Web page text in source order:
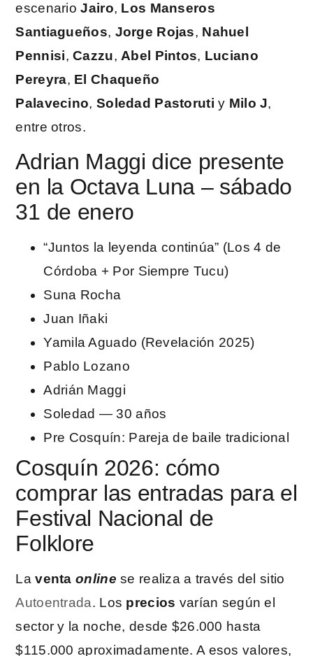
escenarioJairo, Los Manseros
Santiagueños, Jorge Rojas, Nahuel
Pennisi,Cazzu, Abel Pintos, Luciano
Pereyra, El Chaqueño
Palavecino, Soledad Pastoruti y Milo J,
entre otros.
Adrian Maggi dice presente
en la Octava Luna – sábado
31 de enero
“Juntos la leyenda continúa” (Los 4 de
Córdoba + Por Siempre Tucu)
Suna Rocha
Juan Iñaki
Yamila Aguado (Revelación 2025)
Pablo Lozano
Adrián Maggi
Soledad — 30 años
Pre Cosquín: Pareja de baile tradicional
Cosquín 2026: cómo
comprar las entradas para el
Festival Nacional de
Folklore
Laventaonlinese realiza a través del sitio
Autoentrada. Los precios varían según el
sector y la noche, desde $26.000 hasta
$115.000 aproximadamente. A esos valores,